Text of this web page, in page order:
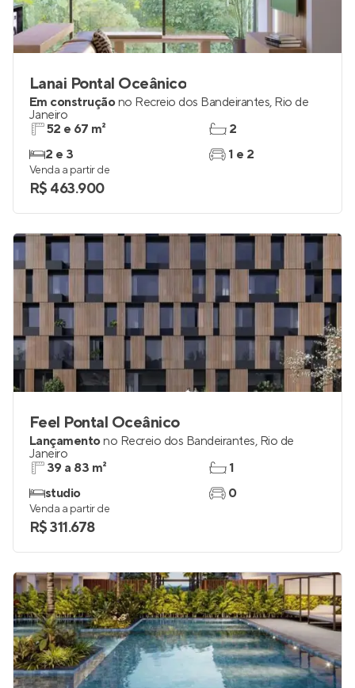
Lanai Pontal Oceânico
Em construçãono Recreio dos Bandeirantes, Rio de
Janeiro
52 e 67 m²
2 e 3
2
1 e 2
Venda a partir de
R$ 463.900
Feel Pontal Oceânico
Lançamentono Recreio dos Bandeirantes, Rio de
Janeiro
39 a 83 m²
studio
1
0
Venda a partir de
R$ 311.678